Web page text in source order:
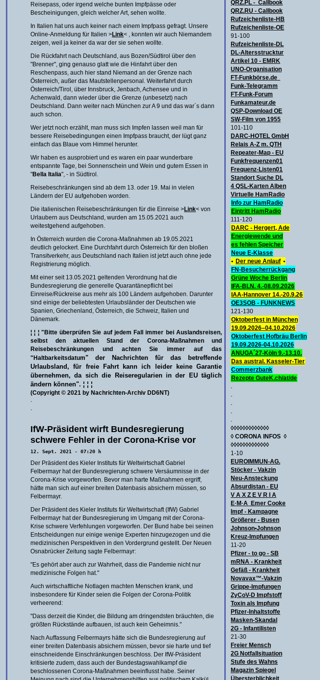
QRZ.PL - Callbook
QRZ.RU - Callbook
Rufzeichenliste-HB
Rufzeichenliste-OE
91-100
Rufzeichenliste-DL
DL-Altersstrucktur
Artikel 10 - EMRK
UNO-Organisation
FT-Funkbörse.de
Funk-Telegramm
FT-Funk-Forum
Funkamateur.de
QSP-Download OE
SW-Film von 1955
101-110
DARC-HOTEL GmbH
Relais A-Z m. QTH
Repeater-Map - EU
Funkfrequenzen01
Frequenz-Listen01
Standort Suche DL
4 QSL-Karten Alben
Virtuelle HamRadio
Info zur HamRadio
Eintritt HamRadio
111-120
DARC - Hergert, Ade
Energiewende und
es fehlen Speicher
Neue E-Klasse
• Der neue Anlauf •
FN-Besucherrückgang
Grüne Woche Berlin
IFA-BLN. 4.-08.09.2026
IAA-Hannover 14.-20.9.26
OE3SOB - FUNKNEWS
121-130
Oktoberfest in München
19.09.2026–04.10.2026
Oktoberfest Hofbräu Berlin
19.09.2026-04.10.2026
ANUGA´27-Köln 9.-13.10.
Das austral. Kasseler-Tier
Commerzbank
Rezepte GuteK.ch/at/de
.
.
.
.
.
◊◊◊◊◊◊◊◊◊◊◊◊◊
◊ CORONA INFOS ◊
◊◊◊◊◊◊◊◊◊◊◊◊◊
1-10
EUROIMMUN-AG.
Stöcker - Vakzin
Neu-Ansteckung
Absurdistan - EU
V A X Z E V R I A
E·M·A Emer Cooke
Impf - Kampagne
Größerer - Busen
Johnson•Johnson
Kreuz-Impfungen
11-20
Pfizer - to go - SB
mRNA - Krankheit
Gefäß - Krankheit
Novavax™-Vakzin
Grippe-Impfungen
ZyCoV-D Impfstoff
Toxin als Impfung
Pfizer-Inhaltstoffe
Masken-Skandal
2G - Infantilisten
21-30
Freier Mensch
2G Notfallsituation
Stufe des Wahns
Magazin Spiegel
Übersterblichkeit
Reisepass, oder irgend welche bunten Impfpässe oder
Bescheinigungen, gleich welcher Art, sehen wollte.
In Italien hat uns auch keiner nach einem Impfpass gefragt. Unsere
Online-Anmeldung für Italien >Link< , konnten wir auch Niemandem
zeigen, weil ja keiner da war der sie sehen wollte.
Die Rückfahrt nach Deutschland, aus Bozen/Südtirol über den
"Brenner", ging genauso glatt wie die Hinfahrt über den
Reschenpass, auch hier stand Niemand an der Grenze nach
Österreich, außer das Mautstellenpersonal. Weiterfahrt durch
Österreich/Tirol, über Innsbruck, Jenbach, Achensee und in
Achenwald, dann wieder über die Grenze (unbesetzt) nach
Deutschland. Dann weiter nach München zur A 9 und das war´s dann
auch schon.
Wer jetzt noch erzählt, man muss sich Impfen lassen weil man für
bessere Reisebedingungen einen Impfpass braucht, der lügt ganz
einfach das Blaue vom Himmel herunter.
Wir haben es ausprobiert und es waren ein paar wunderbare
entspannte Tage, bei Sonnenschein und Wein und gutem Essen in
"Bella Italia", - in Südtirol.
Reisebeschränkungen sind ab dem 13. oder 19. Mai in vielen
Ländern der EU aufgehoben worden.
Die italienischen Reisebeschränkungen für die Einreise >Link< von
Urlaubern aus Deutschland, wurden am 15.05.2021 auch
weitestgehend aufgehoben.
In Österreich wurden die Corona-Maßnahmen ab 19.05.2021
deutlich gelockert. Eine Durchfahrt durch Österreich für den bloßen
Transitverkehr, aus Deutschland nach Italien ist jetzt auch ohne jede
Registrierung möglich.
Mit einer seit 13.05.2021 geltenden Verordnung hat die
Bundesregierung die generelle Quarantänepflicht bei
Einreise/Rückreise aus mehr als 100 Ländern aufgehoben. Darunter
sind einige der beliebtesten Urlaubsländer der Deutschen wie
Spanien, Griechenland, Österreich, die Schweiz, Italien und
Dänemark.
¦ ¦ ¦ "Bitte überprüfen Sie auf jedem Fall immer bei Auslandsreisen,
selbst den aktuellen Stand der Corona-Maßnahmen und
Reisebeschränkungen und achten Sie immer auf das
"Haltbarkeitsdatum" der Nachrichten für das betreffende
Urlaubsland, für freie Fahrt kann ich leider keine Garantie
übernehmen, da sich die Reiseregularien in der EU täglich
ändern können". ¦ ¦ ¦
(Copyright © 2021 by Nachrichten-Archiv DD6NT)
·
·
IfW-Präsident wirft Bundesregierung
schwere Fehler in der Corona-Krise vor
12. Sept. 2021 - 07:20 h
Der Präsident des Kieler Instituts für Weltwirtschaft Gabriel
Felbermayr hat der Bundesregierung schwere Versäumnisse in der
Corona-Krise vorgeworfen. Bevor man harte Maßnahmen ergriff,
hätte man sich auf einer breiten Datenbasis absichern müssen, so
Felbermayr.
Der Präsident des Kieler Instituts für Weltwirtschaft (IfW) Gabriel
Felbermayr hat der Bundesregierung im Umgang mit der Corona-
Krise schwere Verfehlungen vorgeworfen. Der Bund habe bei seinen
Entscheidungen nur einige wenige Experten hinzugezogen und die
medizinischen Perspektiven in den Vordergrund gestellt. Der Neuen
Osnabrücker Zeitung sagte Felbermayr:
"Es gehört aber auch zur Wahrheit, dass die Pandemie nicht nur
medizinische Folgen hat."
Auch wirtschaftliche Notlagen machten Menschen krank, und
insbesondere für Kinder seien die Folgen der Corona-Politik
verheerend:
"Dass derzeit die Kinder, die Bildung am dringendsten bräuchten, die
größten Rückstände aufbauen, ist auch kein Geheimnis."
Nach Auffassung Felbermayrs hätte sich die Bundesregierung auf
einer breiten Datenbasis absichern müssen, bevor sie harte und tief
einschneidende Einschränkungen beschloss. Der IfW-Präsident
kritisierte zudem, dass auch der Bundestagswahlkampf die
beschlossenen Corona-Maßnahmen beeinflusst habe. Seiner